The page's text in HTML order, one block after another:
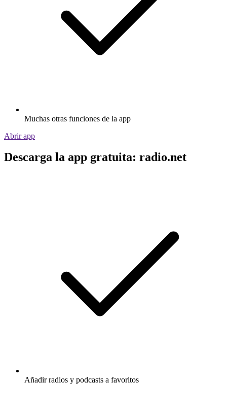
Muchas otras funciones de la app
Abrir app
Descarga la app gratuita: radio.net
Añadir radios y podcasts a favoritos